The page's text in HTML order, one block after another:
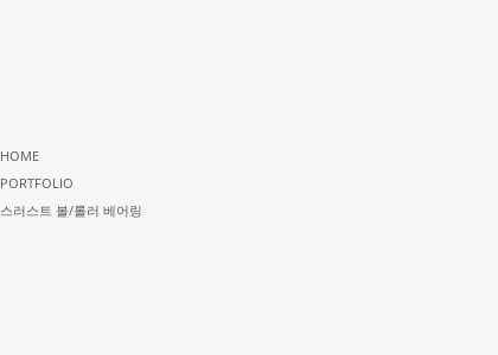
HOME
PORTFOLIO
스러스트 볼/롤러 베어링